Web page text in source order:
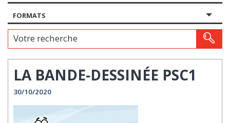
FORMATS
Votre recherche
LA BANDE-DESSINÉE PSC1
30/10/2020